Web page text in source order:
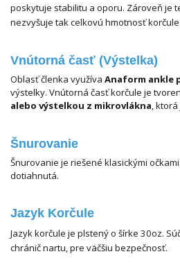
poskytuje stabilitu a oporu. Zároveň je
nezvyšuje tak celkovú hmotnosť korčule.
Vnútorná časť (Výstelka)
Oblasť členka využíva Anaform ankle
výstelky. Vnútorná časť korčule je
alebo výstelkou z mikrovlákna,
Šnurovanie
Šnurovanie je riešené klasickými
dotiahnutá.
Jazyk Korčule
Jazyk korčule je plstený o šírke 30oz.
chránič nartu, pre väčšiu bezpečnosť.